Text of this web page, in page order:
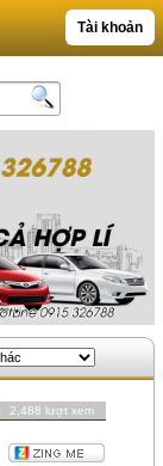
Tài khoản
2,488 lượt xem